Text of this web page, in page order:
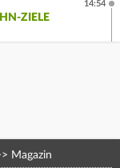
ZIELE
14:54
Magazin